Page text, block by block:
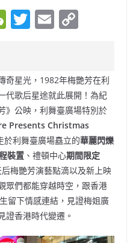
W
h
at
T
er
E
l y
Li
n
k
奇星光，1982年梅艷芳在利
代歌后星途就此展開！為紀
》公映，利舞臺廣場特別於
Presents Christmas
於利舞臺廣場矗立的華麗閃爍
裝置 、禮頓中心期間限定
梅艷芳演藝點滴以及新上映
眾們都能穿越時空，跟香港
留下情感連結，見證梅姐廣
證香港時代變遷。